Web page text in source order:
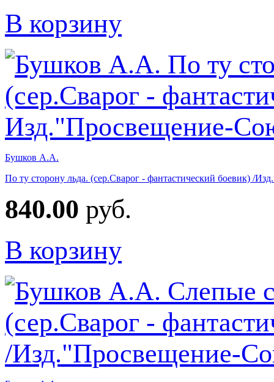
В корзину
Бушков А.А.
По ту сторону льда. (сер.Сварог - фантастический боевик) /
840.00 руб.
В корзину